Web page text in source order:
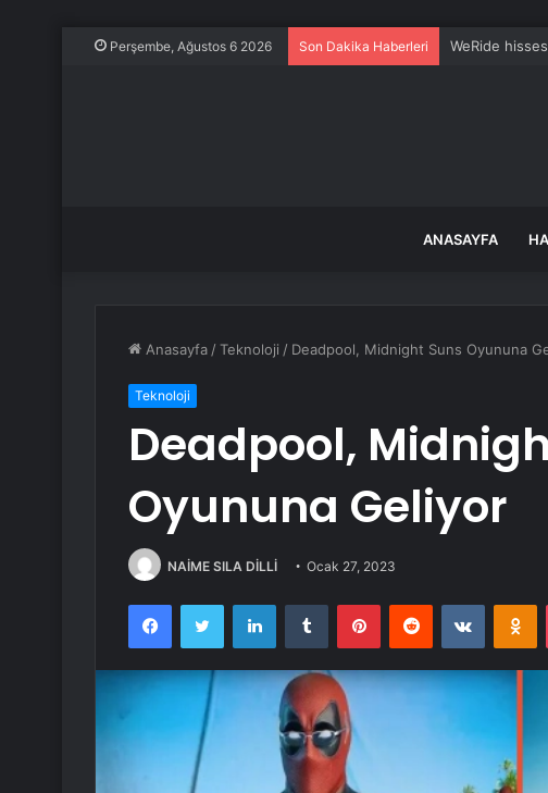
Perşembe, Ağustos 6 2026 Son Dakika Haberleri WeRide
ANASAYFA
Anasayfa /Teknoloji / Deadpool, Midnight Suns Oyununa
Teknoloji
Deadpool,
Oyununa Geliyor
NAİME SILA DİLLİ Ocak 27, 2023
FacebookTwitter LinkedInTumblr PinterestReddit